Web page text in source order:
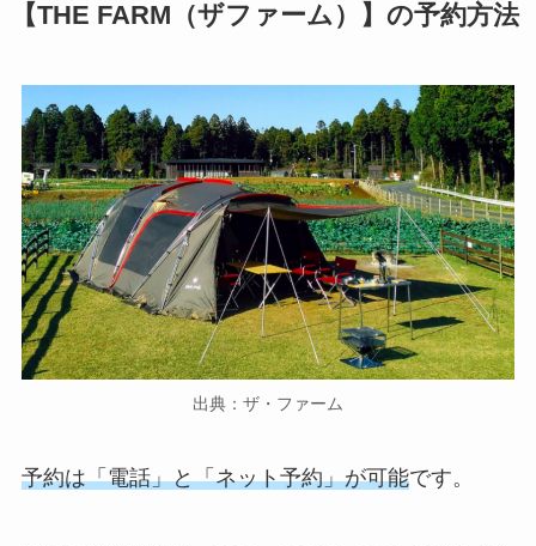
【THE FARM（ザファーム）】 の予約方法
出典：ザ・ファーム
予約は「電話」と「ネット予約」が可能です。